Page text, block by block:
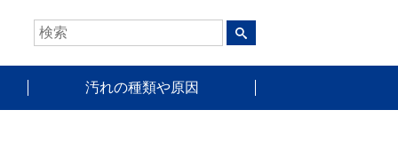
汚れの種類や原因